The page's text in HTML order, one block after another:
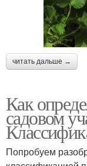
читать дальше →
Как
садовом
Попробуем